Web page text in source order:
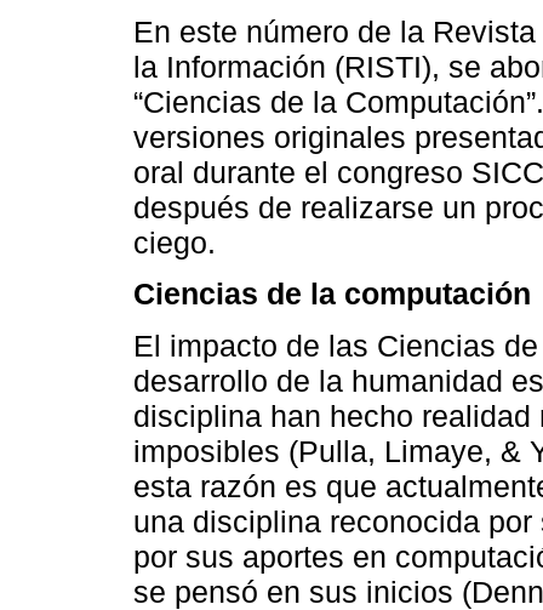
En este número de la
la Información (RISTI), se
“Ciencias de la
versiones originales
oral durante el congreso
después de realizarse un
ciego.
Ciencias de la computación
El impacto de las Ciencias
desarrollo de la humanidad
disciplina han hecho
imposibles (Pulla, Limaye, &
esta razón es que
una disciplina reconocida
por sus aportes en
se pensó en sus inicios